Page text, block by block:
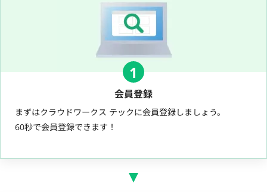
1
会員登録
まずはクラウドワークス テックに会員登録しましょう。
60秒で会員登録できます！